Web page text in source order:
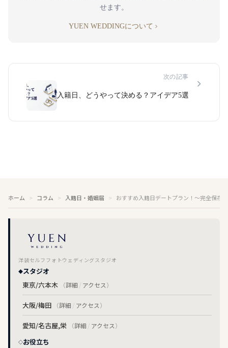
せます。
YUEN WEDDINGについて
次の記事
入籍日、どうやって決める？アイデア5選
ホーム コラム 入籍日・婚姻届 おすすめ入籍日デートプラン！〜完全保存
洋装セルフフォトウェディングスタジオ
スタジオ
東京/六本木
（詳細 / アクセス）
大阪/梅田 （詳細 / アクセス）
愛知/名古屋,栄 （詳細 / アクセス）
お役立ち